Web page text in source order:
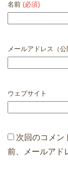
名前 (必須)
メールアドレス（
ウェブサイト
次回のコメン
前、メールアド